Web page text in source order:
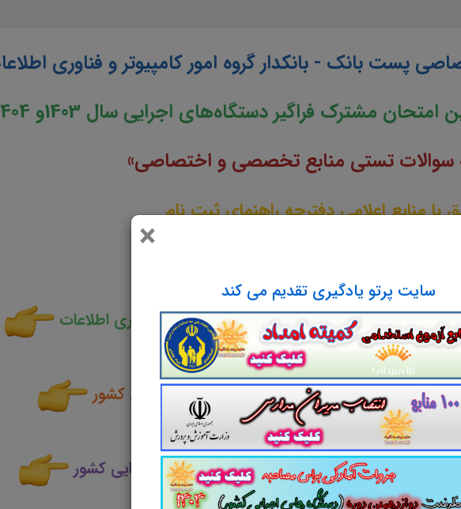
×
سایت پرتو یادگیری تقدیم می کند
پست بانک - بانکدار گروه امور کامپیوتر و فناوری
امتحان مشترک فراگیر دستگاه‌های اجرایی سال 1403و 1404
سوالات تستی منابع تخصصی و اختصاصی»
با منابع اعلامی دفترچه راهنمای ثبت نام
پست بانک - بانکدار گروه امور کامپیوتر و فناوری اطلاعات
امتحان مشترک فراگیر دستگاه های اجرایی کشور
امتحان مشترک فراگیر دستگاه های اجرایی کشور